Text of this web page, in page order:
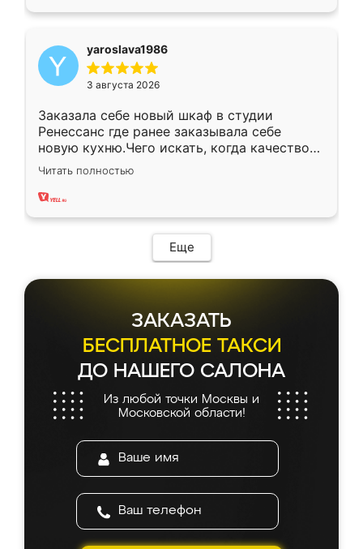
yaroslava1986
3 августа 2026
Заказала себе новый шкаф в студии
Ренессанс где ранее заказывала себе
новую кухню.Чего искать, когда качеством
вполне довольна. Служит кухня уже почти
два года, нареканий нет.
Читать полностью
Еще
ЗАКАЗАТЬ
БЕСПЛАТНОЕ ТАКСИ
ДО НАШЕГО САЛОНА
Из любой точки Москвы и
Московской области!